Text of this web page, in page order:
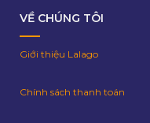
VỀ CHÚNG TÔI
Giới thiệu Lalago
Chính sách thanh toán